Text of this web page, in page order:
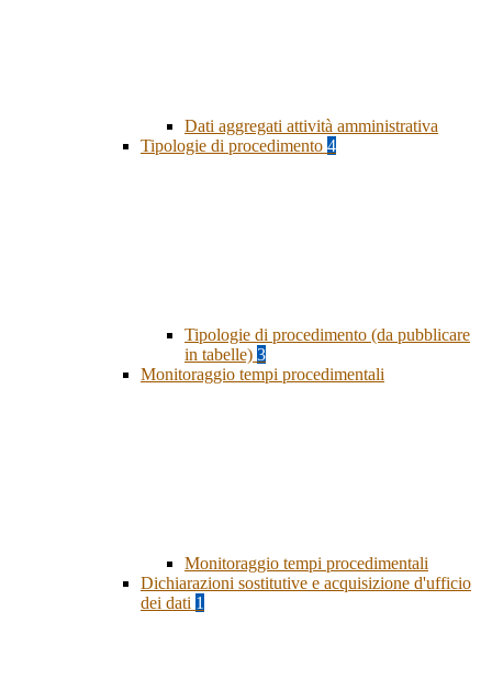
Dati aggregati attività amministrativa
Tipologie di procedimento 4
Tipologie di procedimento (da pubblicare
in tabelle) 3
Monitoraggio tempi procedimentali
Monitoraggio tempi procedimentali
Dichiarazioni sostitutive e acquisizione d'ufficio
dei dati 1